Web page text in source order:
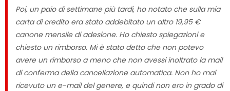
Poi, un paio di settimane più tardi, ho notato che sulla mia
carta di credito era stato addebitato un altro 19,95 €
canone mensile di adesione. Ho chiesto spiegazioni e
chiesto un rimborso. Mi è stato detto che non potevo
avere un rimborso a meno che non avessi inoltrato la mail
di conferma della cancellazione automatica. Non ho mai
ricevuto un e-mail del genere, e quindi non ero in grado di